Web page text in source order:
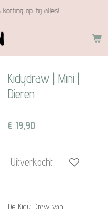
op bij alles!
Kidydraw | Mini |
Dieren
€ 19,90
Uitverkocht
De Kidy Draw van